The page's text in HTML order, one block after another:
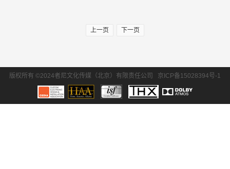
上一页 下一页
版权所有 ©2024者尼文化传媒（北京）有限责任公司 京ICP备15028394号-1